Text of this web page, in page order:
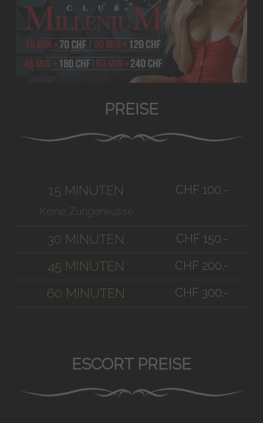
PREISE
15 MINUTEN
Keine Zungenküsse
CHF 100.-
30 MINUTEN CHF 150.-
45 MINUTEN CHF 200.-
60 MINUTEN CHF 300.-
ESCORT PREISE